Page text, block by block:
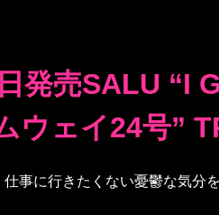
発売SALU “I
ウェイ24号”
仕事に行きたくない憂鬱な気分